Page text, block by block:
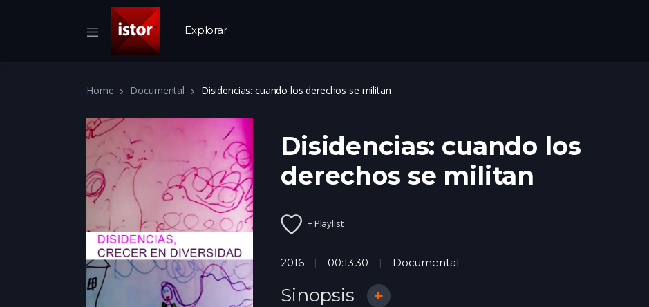
Explorar
Home Documental Disidencias: cuando los derechos se militan
Disidencias: cuando los
derechos se militan
+ Playlist
2016 00:13:30 Documental
Sinopsis